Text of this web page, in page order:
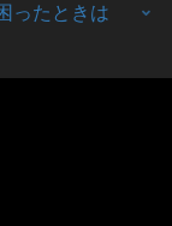
ったときは